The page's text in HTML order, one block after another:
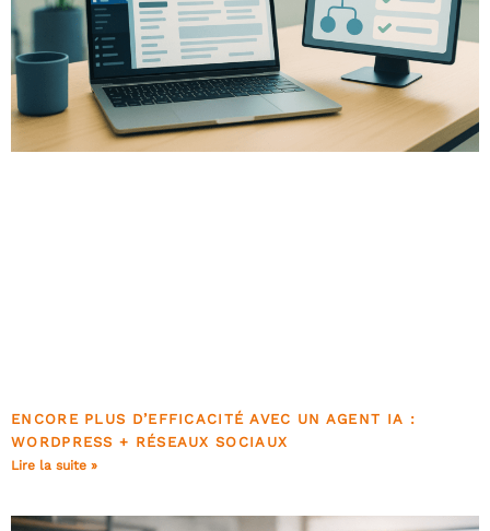
ENCORE PLUS D’EFFICACITÉ AVEC UN AGENT IA :
WORDPRESS + RÉSEAUX SOCIAUX
Lire la suite »